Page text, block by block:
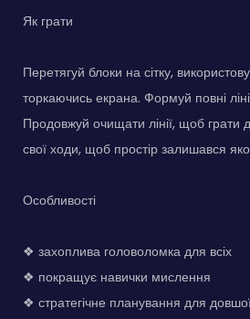
Як грати
Перетягуй блоки на сітку,
торкаючись екрана. Формуй повні
Продовжуй очищати лінії, щоб грати
свої ходи, щоб простір залишався
Особливості
❖ захоплива головоломка для всіх
❖ покращує навички мислення
❖ стратегічне планування для